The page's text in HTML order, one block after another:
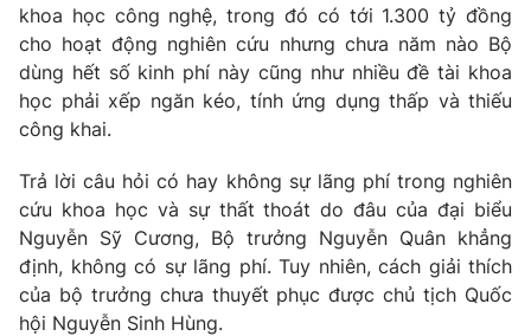
Tư vấn
Chuyên mục khác
Emagazine Podcast
Photo Infographic
Video Shorts video
VTV Money VTV Thể thao
khoa học công nghệ, trong đó có tới 1.300 tỷ đồng
cho hoạt động nghiên cứu nhưng chưa năm nào Bộ
dùng hết số kinh phí này cũng như nhiều đề tài khoa
học phải xếp ngăn kéo, tính ứng dụng thấp và thiếu
công khai.
Trả lời câu hỏi có hay không sự lãng phí trong nghiên
cứu khoa học và sự thất thoát do đâu của đại biểu
Nguyễn Sỹ Cương, Bộ trưởng Nguyễn Quân khẳng
định, không có sự lãng phí. Tuy nhiên, cách giải thích
của bộ trưởng chưa thuyết phục được chủ tịch Quốc
hội Nguyễn Sinh Hùng.